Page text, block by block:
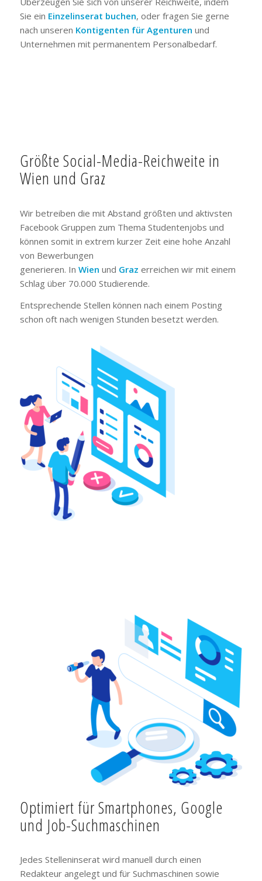
Sie ein Einzelinserat buchen, oder fragen Sie gerne
nach unseren Kontigenten für Agenturen und
Unternehmen mit permanentem Personalbedarf.
Größte Social-Media-Reichweite in
Wien und Graz
Wir betreiben die mit Abstand größten und aktivsten
Facebook Gruppen zum Thema Studentenjobs und
können somit in extrem kurzer Zeit eine hohe Anzahl
von Bewerbungen
generieren. In Wien und Graz erreichen wir mit einem
Schlag über 70.000 Studierende.
Entsprechende Stellen können nach einem Posting
schon oft nach wenigen Stunden besetzt werden.
Optimiert für Smartphones, Google
und Job-Suchmaschinen
Jedes Stelleninserat wird manuell durch einen
Redakteur angelegt und für Suchmaschinen sowie